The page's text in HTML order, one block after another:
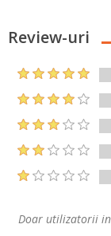
Review-uri
Doar utilizatorii